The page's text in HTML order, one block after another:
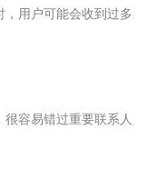
用户可能会收到过多
容易错过重要联系人